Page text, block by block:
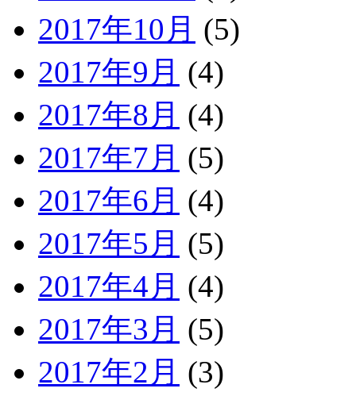
2017年10月 (5)
2017年9月 (4)
2017年8月 (4)
2017年7月 (5)
2017年6月 (4)
2017年5月 (5)
2017年4月 (4)
2017年3月 (5)
2017年2月 (3)